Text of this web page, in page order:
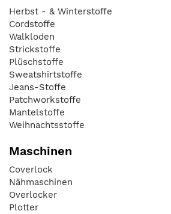
Herbst - & Winterstoffe
Cordstoffe
Walkloden
Strickstoffe
Plüschstoffe
Sweatshirtstoffe
Jeans-Stoffe
Patchworkstoffe
Mantelstoffe
Weihnachtsstoffe
Maschinen
Coverlock
Nähmaschinen
Overlocker
Plotter